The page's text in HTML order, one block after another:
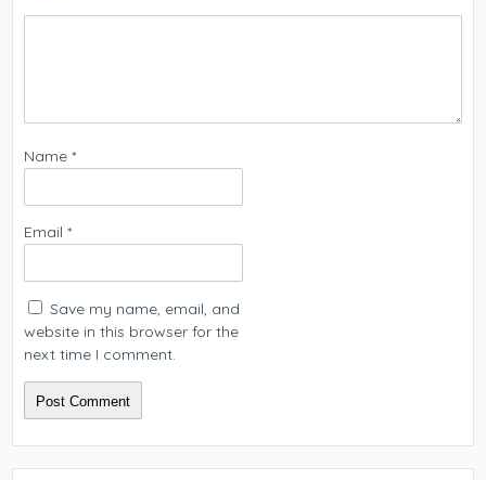
Name*
Email*
Save my name, email, and
website in this browser for the
next time I comment.